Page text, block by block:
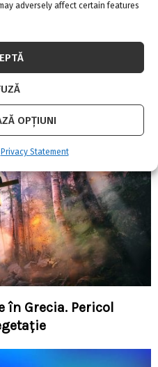
adversely affect certain features
OPȚIUNI
Privacy Statement
pentru gradina ta
în Grecia. Pericol